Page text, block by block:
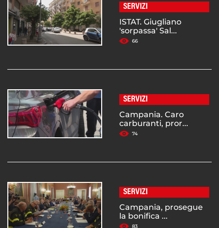
SERVIZI
ISTAT. Giugliano
'sorpassa' Sal...
66
SERVIZI
Campania. Caro
carburanti, pror...
74
SERVIZI
Campania, prosegue
la bonifica ...
83